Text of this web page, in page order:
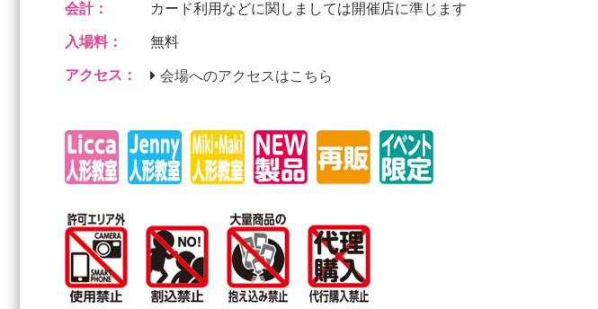
会計： カード利用などに関しましては開催店に準じます
入場料： 無料
アクセス： 会場へのアクセスはこちら